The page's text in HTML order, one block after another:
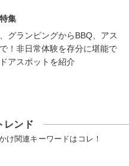
集
グランピングからBBQ、アス
！非日常体験を存分に堪能で
アスポットを紹介
レンド
け関連キーワードはコレ！